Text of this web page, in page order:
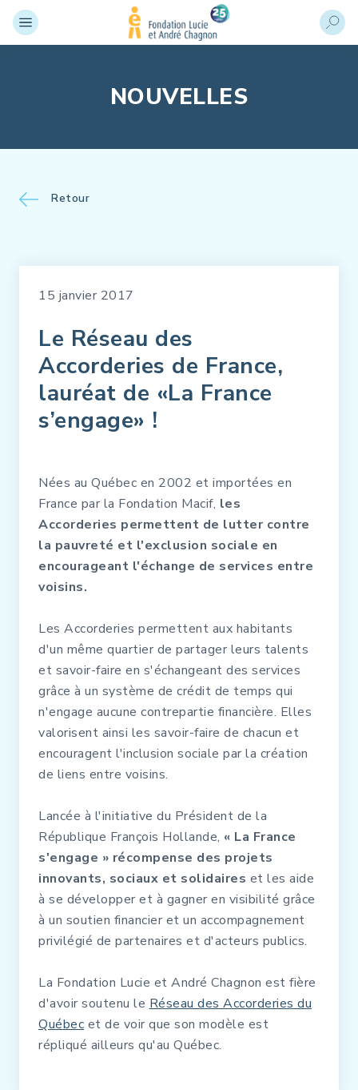
NOUVELLES
Retour
15 janvier 2017
Le Réseau des
Accorderies de France,
lauréat de «La France
s’engage» !
Nées au Québec en 2002 et importées en
France par la Fondation Macif, les
Accorderies permettent de lutter contre
la pauvreté et l'exclusion sociale en
encourageant l'échange de services entre
voisins.
Les Accorderies permettent aux habitants
d'un même quartier de partager leurs talents
et savoir-faire en s'échangeant des services
grâce à un système de crédit de temps qui
n'engage aucune contrepartie financière. Elles
valorisent ainsi les savoir-faire de chacun et
encouragent l'inclusion sociale par la création
de liens entre voisins.
Lancée à l'initiative du Président de la
République François Hollande, « La France
s'engage » récompense des projets
innovants, sociaux et solidaires et les aide
à se développer et à gagner en visibilité grâce
à un soutien financier et un accompagnement
privilégié de partenaires et d'acteurs publics.
La Fondation Lucie et André Chagnon est fière
d'avoir soutenu le Réseau des Accorderies du
Québec et de voir que son modèle est
répliqué ailleurs qu'au Québec.